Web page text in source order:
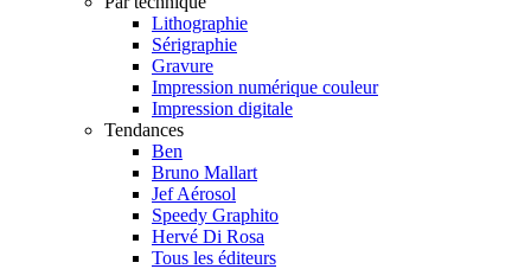
Lithographie
Sérigraphie
Gravure
Impression numérique couleur
Impression digitale
Tendances
Ben
Bruno Mallart
Jef Aérosol
Speedy Graphito
Hervé Di Rosa
Tous les éditeurs